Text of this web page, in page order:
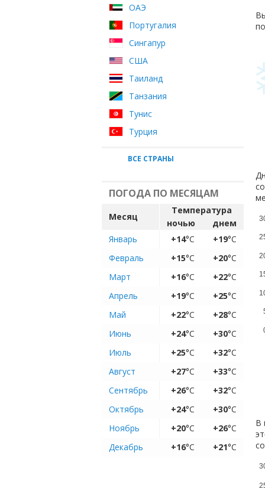
ОАЭ
Португалия
Сингапур
США
Таиланд
Танзания
Тунис
Турция
ВСЕ СТРАНЫ
ПОГОДА ПО МЕСЯЦАМ
Месяц
Температура
ночью
днем
Январь
+14°C +19°C
Февраль
+15°C +20°C
Март
+16°C +22°C
Апрель
+19°C +25°C
Май
+22°C +28°C
Июнь
+24°C +30°C
Июль
+25°C +32°C
Август
+27°C +33°C
Сентябрь
+26°C +32°C
Октябрь
+24°C +30°C
Ноябрь
+20°C +26°C
Декабрь
+16°C +21°C
В